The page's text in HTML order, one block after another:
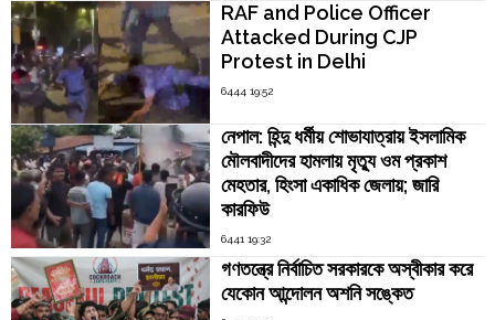
RAF and Police Officer
Attacked During CJP
Protest in Delhi
6444 19:52
নেপাল: হিন্দু ধর্মীয় শোভাযাত্রায় ইসলামিক
মৌলবাদীদের হামলায় মৃত্যু ওম প্রকাশ
মেহতার, হিংসা একাধিক জেলায়; জারি
কারফিউ
6441 19:32
গণতন্ত্রে নির্বাচিত সরকারকে অস্বীকার করে
যেকোন আন্দোলন অশনি সঙ্কেত